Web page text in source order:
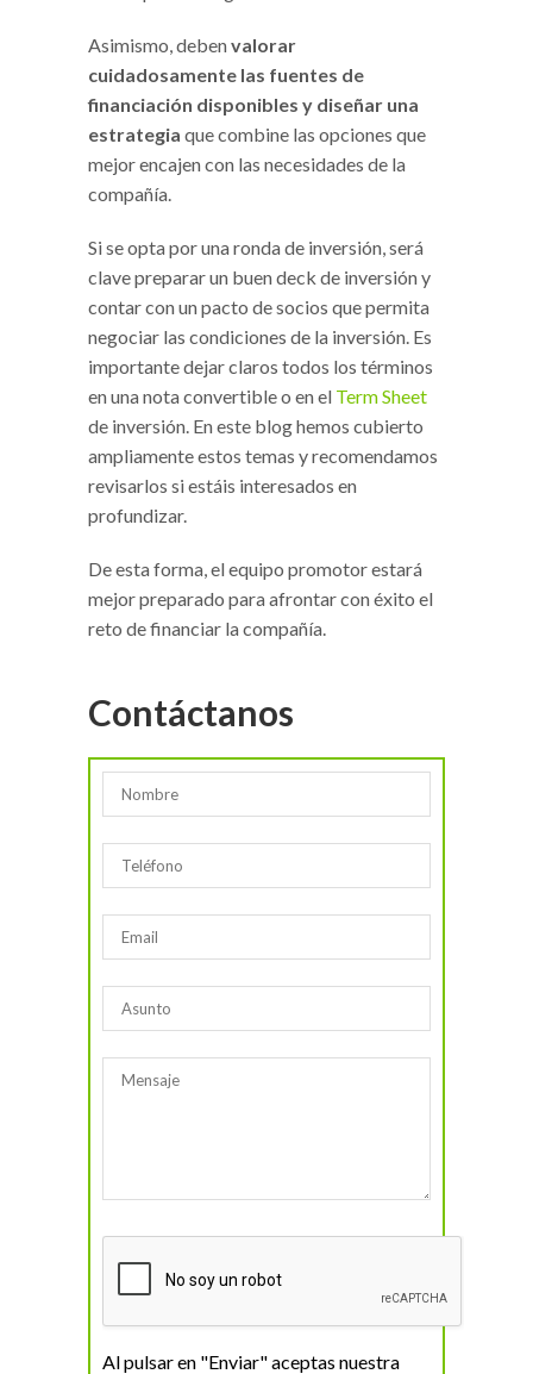
Asimismo, debenvalorar
cuidadosamente las fuentes de
financiación disponibles y diseñar una
estrategia que combine las opciones que
mejor encajen con las necesidades de la
compañía.
Si se opta por una ronda de inversión, será
clave preparar un buen deck de inversión y
contar con un pacto de socios que permita
negociar las condiciones de la inversión. Es
importante dejar claros todos los términos
en una nota convertible o en el Term Sheet
de inversión. En este blog hemos cubierto
ampliamente estos temas y recomendamos
revisarlos si estáis interesados en
profundizar.
De esta forma, el equipo promotor estará
mejor preparado para afrontar con éxito el
reto de financiar la compañía.
Contáctanos
Al pulsar en "Enviar" aceptas nuestra